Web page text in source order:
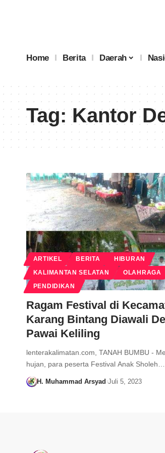
Home Berita Daerah
Tag:Kantor
ARTIKEL BERITA HIBURAN
KALIMANTAN SELATAN OLAHRAGA
PENDIDIKAN
Ragam Festival di
Karang Bintang Diawali
Pawai Keliling
lenterakalimatan.com, TANAH BUMBU -
hujan, para peserta Festival Anak Sholeh…
H. Muhammad Arsyad Juli 5, 2023